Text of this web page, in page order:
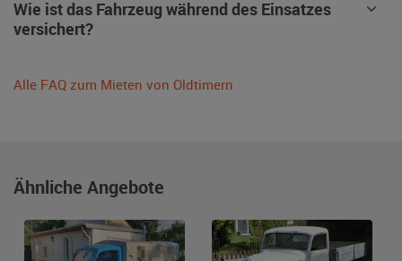
Wie ist das Fahrzeug während des Einsatzes
versichert?
Alle FAQ zum Mieten von Oldtimern
Ähnliche Angebote